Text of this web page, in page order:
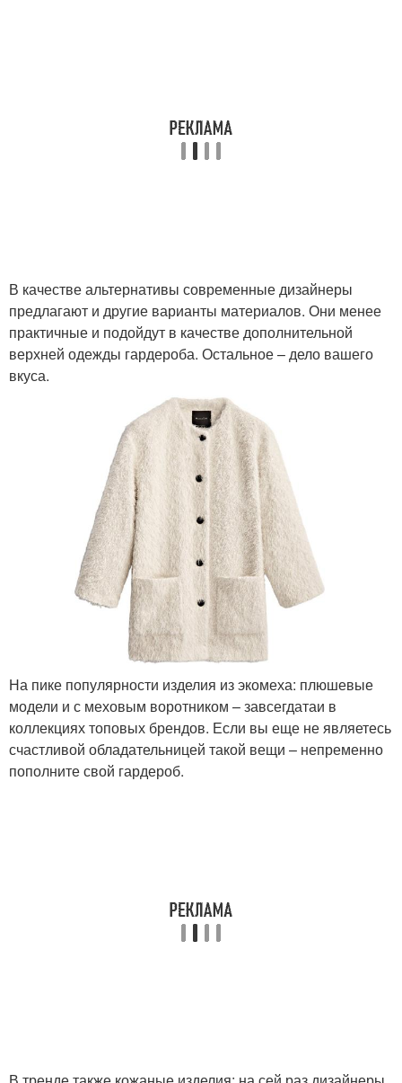
В качестве альтернативы современные дизайнеры
предлагают и другие варианты материалов. Они менее
практичные и подойдут в качестве дополнительной
верхней одежды гардероба. Остальное – дело вашего
вкуса.
На пике популярности изделия из экомеха: плюшевые
модели и с меховым воротником – завсегдатаи в
коллекциях топовых брендов. Если вы еще не являетесь
счастливой обладательницей такой вещи – непременно
пополните свой гардероб.